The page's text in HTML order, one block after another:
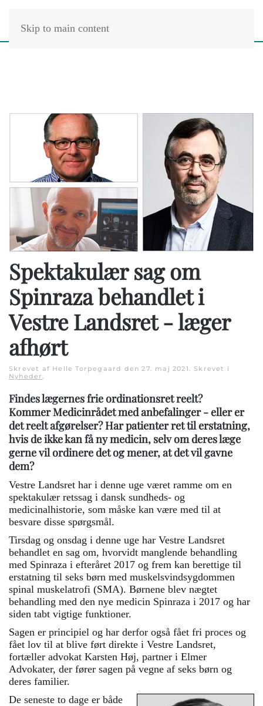
Skip to main content
Spektakulær sag om
Spinraza behandlet i
Vestre Landsret - læger
afhørt
Skrevet af Helle Torpegaard den27. maj 2021. Skrevet i
Nyheder.
Findes lægernes frie ordinationsret reelt?
Kommer Medicinrådet med anbefalinger - eller er
det reelt afgørelser? Har patienter ret til erstatning,
hvis de ikke kan få ny medicin, selv om deres læge
gerne vil ordinere det og mener, at det vil gavne
dem?
Vestre Landsret har i denne uge været ramme om en
spektakulær retssag i dansk sundheds- og
medicinalhistorie, som måske kan være med til at
besvare disse spørgsmål.
Tirsdag og onsdag i denne uge har Vestre Landsret
behandlet en sag om, hvorvidt manglende behandling
med Spinraza i efteråret 2017 og frem kan berettige til
erstatning til seks børn med muskelsvindsygdommen
spinal muskelatrofi (SMA). Børnene blev nægtet
behandling med den nye medicin Spinraza i 2017 og har
siden tabt vigtige funktioner.
Sagen er principiel og har derfor også fået fri proces og
fået lov til at blive ført direkte i Vestre Landsret,
fortæller advokat Karsten Høj, partner i Elmer
Advokater, der fører sagen på vegne af seks børn og
deres familier.
De seneste to dage er både